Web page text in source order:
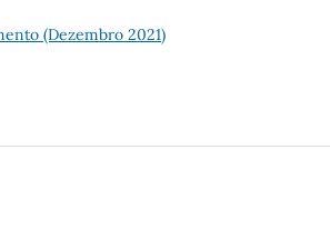
(Dezembro 2021)